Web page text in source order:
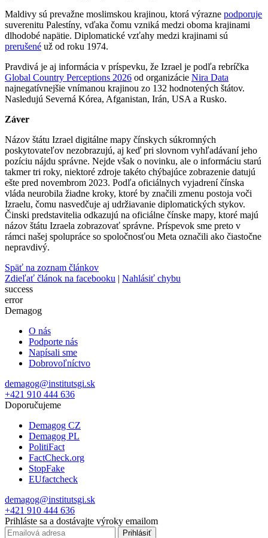
Maldivy sú prevažne moslimskou krajinou, ktorá výrazne podporuje
suverenitu Palestíny, vďaka čomu vzniká medzi oboma krajinami
dlhodobé napätie. Diplomatické vzťahy medzi krajinami sú
prerušené už od roku 1974.
Pravdivá je aj informácia v príspevku, že Izrael je podľa rebríčka
Global Country Perceptions 2026 od organizácie Nira Data
najnegatívnejšie vnímanou krajinou zo 132 hodnotených štátov.
Nasledujú Severná Kórea, Afganistan, Irán, USA a Rusko.
Záver
Názov štátu Izrael digitálne mapy čínskych súkromných
poskytovateľov nezobrazujú, aj keď pri slovnom vyhľadávaní jeho
pozíciu nájdu správne. Nejde však o novinku, ale o informáciu starú
takmer tri roky, niektoré zdroje takéto chýbajúce zobrazenie datujú
ešte pred novembrom 2023. Podľa oficiálnych vyjadrení čínska
vláda neurobila žiadne kroky, ktoré by značili zmenu postoja voči
Izraelu, čomu nasvedčuje aj udržiavanie diplomatických stykov.
Činski predstavitelia odkazujú na oficiálne čínske mapy, ktoré majú
názov štátu Izraela zobrazovať správne. Príspevok sme preto v
rámci našej spolupráce so spoločnosťou Meta označili ako čiastočne
nepravdivý.
Späť na zoznam článkov
Zdieľať článok na facebooku | Nahlásiť chybu
success
error
Demagog
O nás
Podporte nás
Napísali sme
Dobrovoľníctvo
demagog@institutsgi.sk
+421 910 444 636
Doporučujeme
Demagog CZ
Demagog PL
PolitiFact
FactCheck.org
StopFake
EUfactcheck
demagog@institutsgi.sk
+421 910 444 636
Prihláste sa a dostávajte výroky emailom
Prihlásiť